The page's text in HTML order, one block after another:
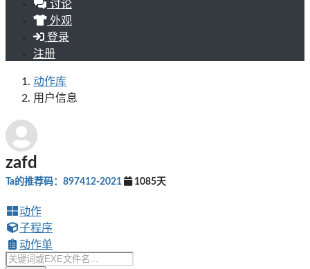
讨论
外观
登录
注册
动作库
用户信息
zafd
Ta的推荐码：897412-2021 1085天
动作
子程序
动作单